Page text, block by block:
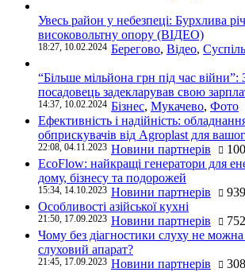
Увесь район у небезпеці: Бурхлива
високовольтну опору (ВІДЕО)
18:27, 10.02.2024 Берегово, Відео,
“Більше мільйона грн під час війни”:
посадовець задекларував свою
14:37, 10.02.2024 Бізнес, Мукачево, Фото
Ефективність і надійність:
обприскувачів від Agroplast для
22:08, 04.11.2023 Новини партнерів
EcoFlow: найкращі генератори для
дому, бізнесу та подорожей
15:34, 14.10.2023 Новини партнерів
939
Особливості азійської кухні
21:50, 17.09.2023 Новини партнерів
Чому без діагностики слуху не
слуховий апарат?
21:45, 17.09.2023 Новини партнерів